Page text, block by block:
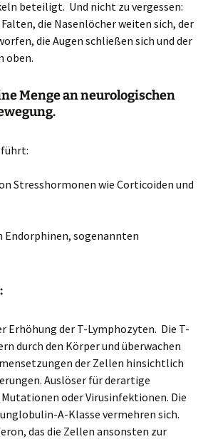
beteiligt. Und nicht zu vergessen:
die Nasenlöcher weiten sich, der
die Augen schließen sich und der
oben.
Menge an neurologischen
führt:
Stresshormonen wie Corticoiden und
Endorphinen, sogenannten
Erhöhung der T-Lymphozyten. Die T-
durch den Körper und überwachen
der Zellen hinsichtlich
Auslöser für derartige
oder Virusinfektionen. Die
A-Klasse vermehren sich.
das die Zellen ansonsten zur